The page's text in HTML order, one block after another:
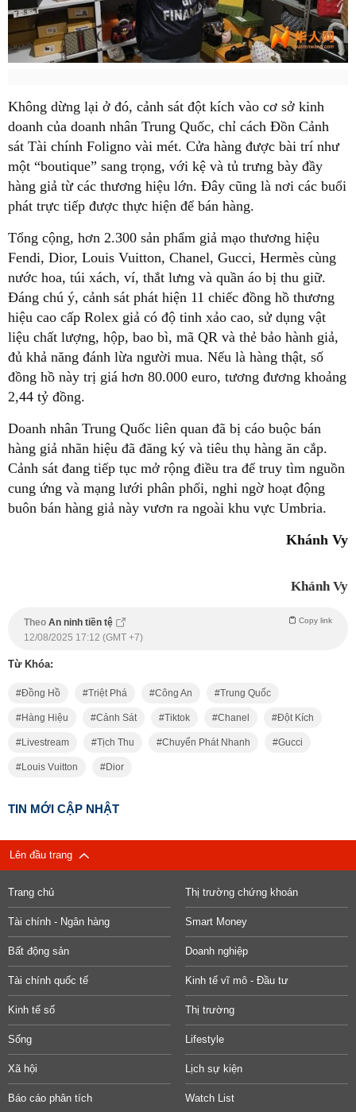
Không dừng lại ở đó, cảnh sát đột kích vào cơ sở kinh
doanh của doanh nhân Trung Quốc, chỉ cách Đồn Cảnh
sát Tài chính Foligno vài mét. Cửa hàng được bài trí như
một “boutique” sang trọng, với kệ và tủ trưng bày đầy
hàng giả từ các thương hiệu lớn. Đây cũng là nơi các buổi
phát trực tiếp được thực hiện để bán hàng.
Tổng cộng, hơn 2.300 sản phẩm giả mạo thương hiệu
Fendi, Dior, Louis Vuitton, Chanel, Gucci, Hermès cùng
nước hoa, túi xách, ví, thắt lưng và quần áo bị thu giữ.
Đáng chú ý, cảnh sát phát hiện 11 chiếc đồng hồ thương
hiệu cao cấp Rolex giả có độ tinh xảo cao, sử dụng vật
liệu chất lượng, hộp, bao bì, mã QR và thẻ bảo hành giả,
đủ khả năng đánh lừa người mua. Nếu là hàng thật, số
đồng hồ này trị giá hơn 80.000 euro, tương đương khoảng
2,44 tỷ đồng.
Doanh nhân Trung Quốc liên quan đã bị cáo buộc bán
hàng giả nhãn hiệu đã đăng ký và tiêu thụ hàng ăn cắp.
Cảnh sát đang tiếp tục mở rộng điều tra để truy tìm nguồn
cung ứng và mạng lưới phân phối, nghi ngờ hoạt động
buôn bán hàng giả này vươn ra ngoài khu vực Umbria.
Khánh Vy
Khánh Vy
Theo An ninh tiền tệ Copy link
12/08/2025 17:12 (GMT +7)
Từ Khóa:
Đồng Hồ Triệt Phá Công An Trung Quốc
Hàng Hiệu Cảnh Sát Tiktok Chanel Đột Kích
Livestream Tịch Thu Chuyển Phát Nhanh Gucci
Louis Vuitton Dior
TIN MỚI CẬP NHẬT
Lên đầu trang
Trang chủ Thị trường chứng khoán
Tài chính - Ngân hàng Smart Money
Bất động sản Doanh nghiệp
Tài chính quốc tế Kinh tế vĩ mô - Đầu tư
Kinh tế số Thị trường
Sống Lifestyle
Xã hội Lịch sự kiện
Báo cáo phân tích Watch List